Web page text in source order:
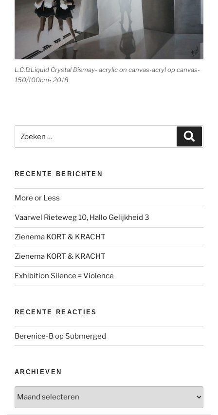
L.C.D.Liquid Crystal Dismay- acrylic on canvas-acryl op canvas-
150/100cm- 2018
naar:
RECENTE BERICHTEN
More or Less
Vaarwel Rieteweg 10, Hallo Gelijkheid 3
Zienema KORT & KRACHT
Zienema KORT & KRACHT
Exhibition Silence = Violence
RECENTE REACTIES
Berenice-Bop Submerged
ARCHIEVEN